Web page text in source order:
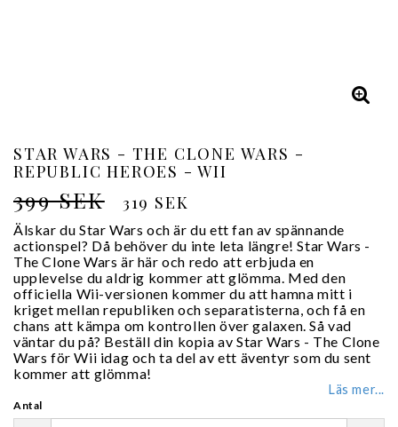
STAR WARS - THE CLONE WARS -
REPUBLIC HEROES - WII
399 SEK 319 SEK
Älskar du Star Wars och är du ett fan av spännande
actionspel? Då behöver du inte leta längre! Star Wars -
The Clone Wars är här och redo att erbjuda en
upplevelse du aldrig kommer att glömma. Med den
officiella Wii-versionen kommer du att hamna mitt i
kriget mellan republiken och separatisterna, och få en
chans att kämpa om kontrollen över galaxen. Så vad
väntar du på? Beställ din kopia av Star Wars - The Clone
Wars för Wii idag och ta del av ett äventyr som du sent
kommer att glömma!
Läs mer...
Antal